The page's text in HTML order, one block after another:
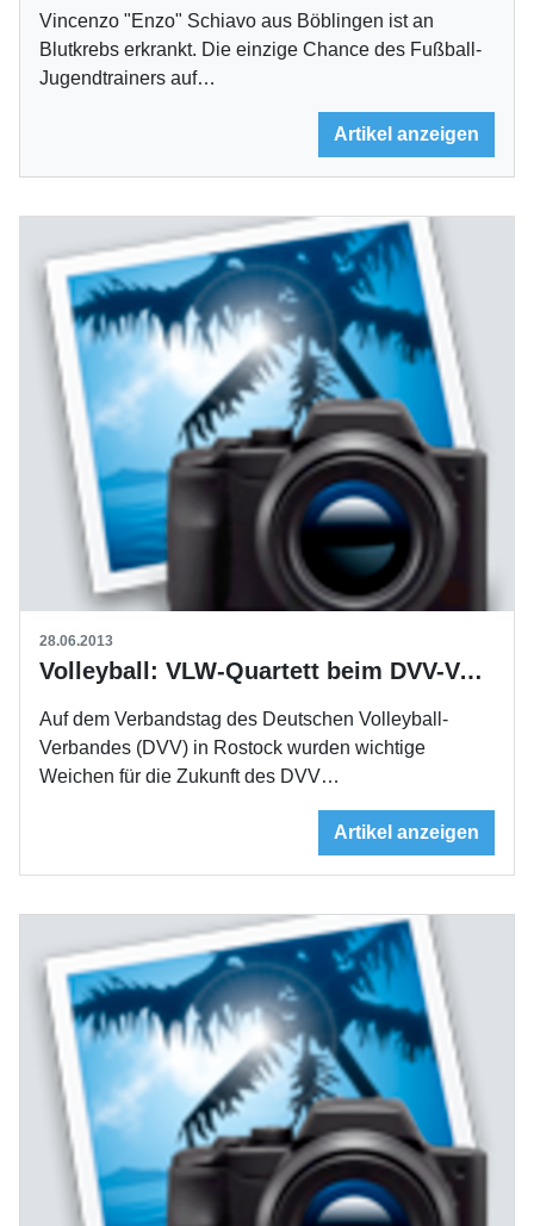
Vincenzo "Enzo" Schiavo aus Böblingen ist an
Blutkrebs erkrankt. Die einzige Chance des Fußball-
Jugendtrainers auf…
Artikel anzeigen
28.06.2013
Volleyball: VLW-Quartett beim DVV-Verbandstag
Auf dem Verbandstag des Deutschen Volleyball-
Verbandes (DVV) in Rostock wurden wichtige
Weichen für die Zukunft des DVV…
Artikel anzeigen